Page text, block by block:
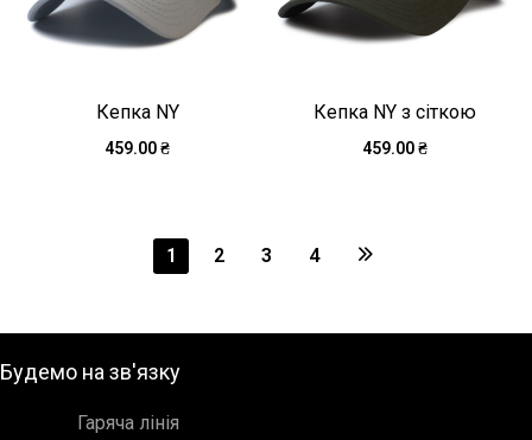
Кепка NY
459.00₴
Кепка NY з сіткою
459.00₴
1 2 3 4
Будемо на зв'язку
Гаряча лінія